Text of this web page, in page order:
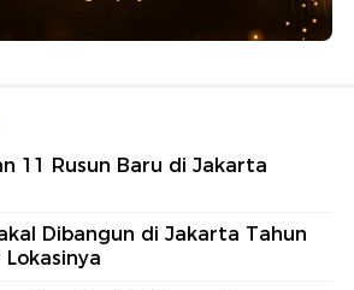
11 Rusun Baru di Jakarta
Dibangun di Jakarta Tahun